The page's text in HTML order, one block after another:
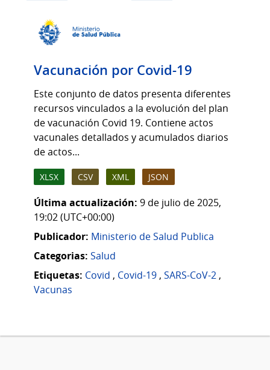
Vacunación por Covid-19
Este conjunto de datos presenta diferentes
recursos vinculados a la evolución del plan
de vacunación Covid 19. Contiene actos
vacunales detallados y acumulados diarios
de actos...
XLSX CSV XML JSON
Última actualización: 9 de julio de 2025,
19:02 (UTC+00:00)
Publicador: Ministerio de Salud Publica
Categorias: Salud
Etiquetas: Covid , Covid-19 , SARS-CoV-2 ,
Vacunas